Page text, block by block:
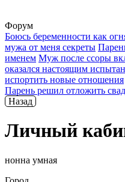
Форум
Боюсь беременности как
мужа от меня секреты
именем Муж после ссоры
оказался настоящим
испортить новые отношения
Парень решил отложить
Назад
Личный
нонна умная